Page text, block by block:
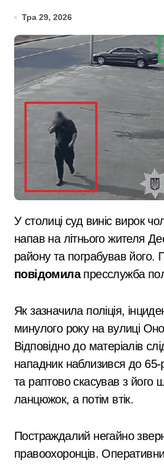
Тра 29, 2026
У столиці суд виніс вирок чоловікові, який
напав на літнього жителя
району та пограбував його.
повідомилапресслужба
Як зазначила поліція,
минулого року на вулиці
Відповідно до матеріалів
нападник наблизився до 65-
та раптово скасував з його
ланцюжок, а потім втік.
Постраждалий негайно
правоохоронців.